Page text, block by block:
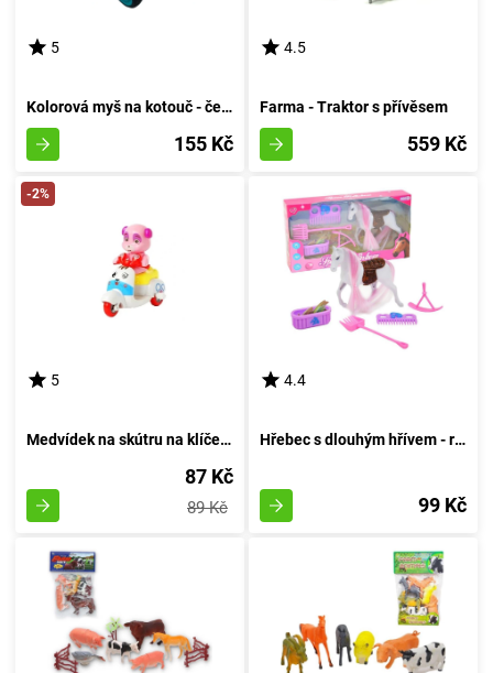
5
Kolorová myš na kotouč - červená
155 Kč
4.5
Farma - Traktor s přívěsem
559 Kč
-2%
5
Medvídek na skútru na klíček - azurový
87 Kč
89 Kč
4.4
Hřebec s dlouhým hřívem - růžový
99 Kč